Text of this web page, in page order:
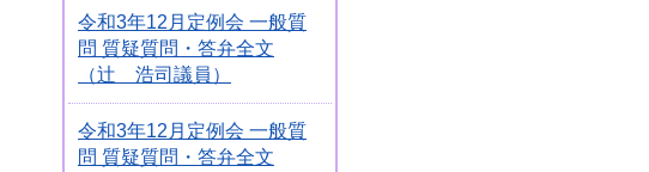
令和3年12月定例会 一般質
問 質疑質問・答弁全文
（辻 浩司議員）
令和3年12月定例会 一般質
問 質疑質問・答弁全文